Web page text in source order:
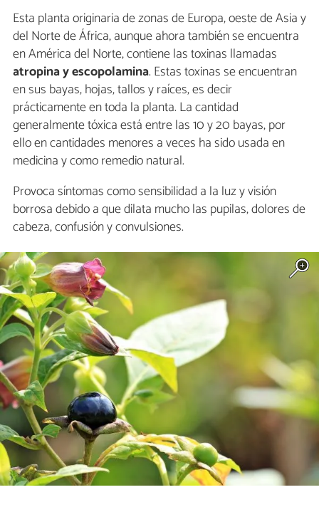
Esta planta originaria de zonas de Europa, oeste de Asia y
del Norte de África, aunque ahora también se encuentra
en América del Norte, contiene las toxinas llamadas
atropina y escopolamina. Estas toxinas se encuentran
en sus bayas, hojas, tallos y raíces, es decir
prácticamente en toda la planta. La cantidad
generalmente tóxica está entre las 10 y 20 bayas, por
ello en cantidades menores a veces ha sido usada en
medicina y como remedio natural.
Provoca síntomas como sensibilidad a la luz y visión
borrosa debido a que dilata mucho las pupilas, dolores de
cabeza, confusión y convulsiones.